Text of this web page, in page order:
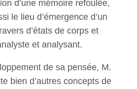
d’une mémoire refoulée,
le lieu d’émergence d’un
d’états de corps et
et analysant.
de sa pensée, M.
bien d’autres concepts de